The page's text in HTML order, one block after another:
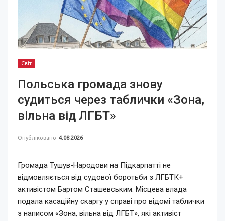
Світ
Польська громада знову
судиться через таблички «Зона,
вільна від ЛГБТ»
Опубліковано 4.08.2026
Громада Тушув-Народови на Підкарпатті не
відмовляється від судової боротьби з ЛГБТК+
активістом Бартом Сташевським. Місцева влада
подала касаційну скаргу у справі про відомі таблички
з написом «Зона, вільна від ЛГБТ», які активіст